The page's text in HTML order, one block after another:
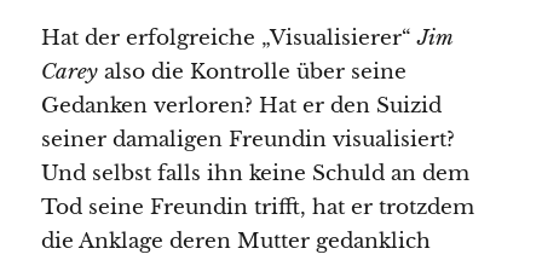
Hat der erfolgreiche „Visualisierer“Jim
Careyalso die Kontrolle über seine
Gedanken verloren? Hat er den Suizid
seiner damaligen Freundin visualisiert?
Und selbst falls ihn keine Schuld an dem
Tod seine Freundin trifft, hat er trotzdem
die Anklage deren Mutter gedanklich